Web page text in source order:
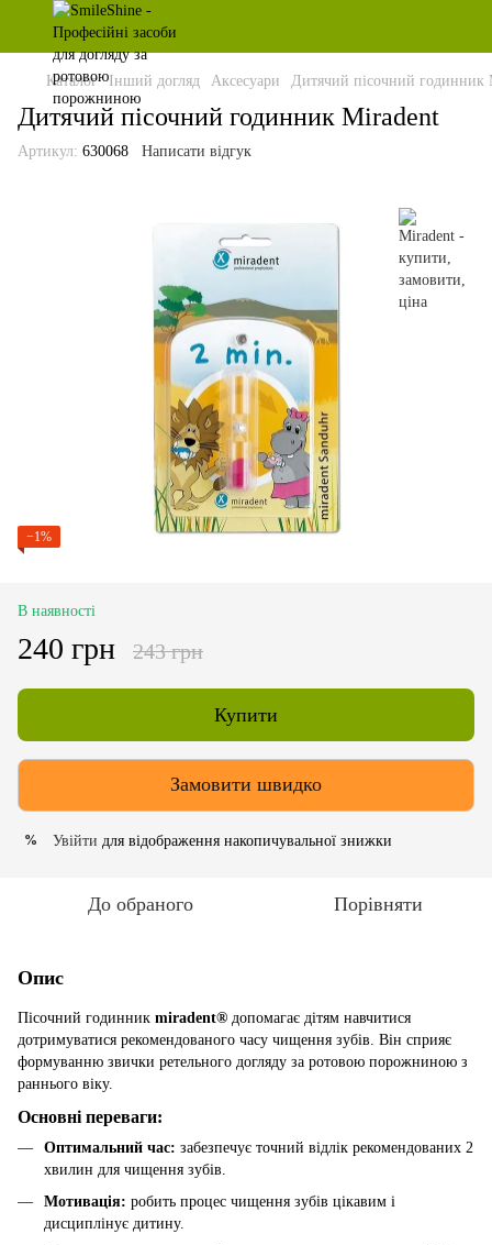
Каталог Інший догляд Аксесуари Дитячий пісочний годинник
Дитячий пісочний годинник Miradent
Артикул: 630068 Написати відгук
−1%
В наявності
240 грн 243 грн
Купити
Замовити швидко
% Увійти для відображення накопичувальної знижки
До обраного Порівняти
Опис
Пісочний годинник miradent® допомагає дітям навчитися
дотримуватися рекомендованого часу чищення зубів. Він сприяє
формуванню звички ретельного догляду за ротовою порожниною з
раннього віку.
Основні переваги:
Оптимальний час: забезпечує точний відлік рекомендованих 2
хвилин для чищення зубів.
Мотивація: робить процес чищення зубів цікавим і
дисциплінує дитину.